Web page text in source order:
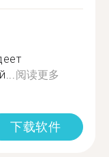
阅读更多
下载软件